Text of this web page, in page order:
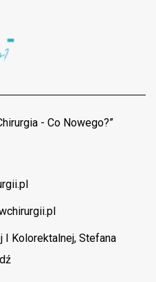
- Co Nowego?”
I Kolorektalnej, Stefana